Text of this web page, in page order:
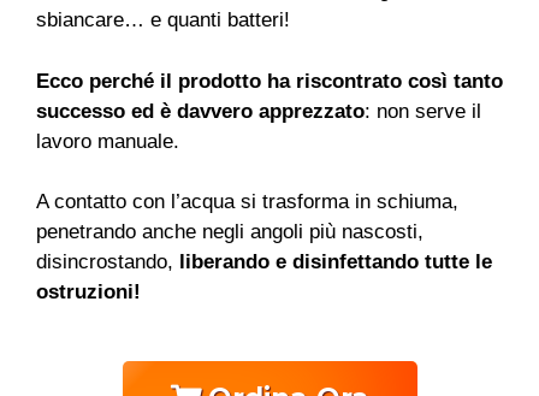
sbiancare… e quanti batteri!
Ecco perché il prodotto ha riscontrato così tanto
successo ed è davvero apprezzato: non serve il
lavoro manuale.
A contatto con l’acqua si trasforma in schiuma,
penetrando anche negli angoli più nascosti,
disincrostando, liberando e disinfettando tutte le
ostruzioni!